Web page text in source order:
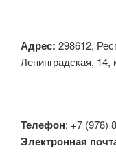
Адрес: 298612,
Ленинградская, 14,
Телефон: +7 (978)
Электронная